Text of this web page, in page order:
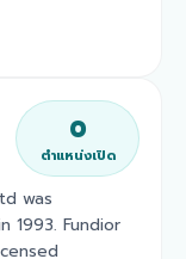
0
ตำแหน่งเปิด
was
1993. Fundior